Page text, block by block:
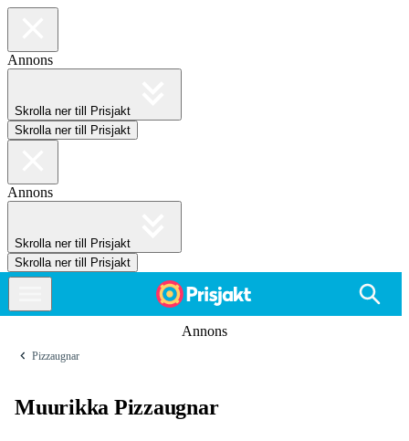
Annons
Skrolla ner till Prisjakt
Skrolla ner till Prisjakt
Annons
Skrolla ner till Prisjakt
Skrolla ner till Prisjakt
Annons
Pizzaugnar
Muurikka Pizzaugnar